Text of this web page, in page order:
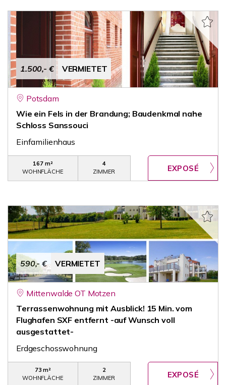
1.500,- € VERMIETET
Potsdam
Wie ein Fels in der Brandung; Baudenkmal nahe
Schloss Sanssouci
Einfamilienhaus
167 m²
WOHNFLÄCHE
4
ZIMMER
590,- € VERMIETET
Mittenwalde OT Motzen
Terrassenwohnung mit Ausblick! 15 Min. vom
Flughafen SXF entfernt -auf Wunsch voll
ausgestattet-
Erdgeschosswohnung
73 m²
WOHNFLÄCHE
2
ZIMMER